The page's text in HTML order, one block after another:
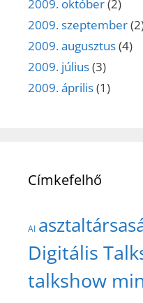
2009. október(2)
2009. szeptember
2009. augusztus(4)
2009. július(3)
2009. április(1)
Címkefelhő
AI
Digitális
talkshow